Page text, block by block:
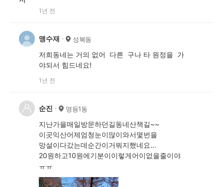
1년 전
맹수재 성북동
저희동네는 거의 없어 다른 구나 타 원정을 가
야되서 힘드네요!
1년 전
순진 영등1동
지난가을매일방문하던길동네산책길~~
이곳익산어제엄청눈이많이와서몇번을
망설이다갔는데순간이거뭐지했네요...
20원하고10원에기분이이렇게어이없을줄이야
ㅠㅠ